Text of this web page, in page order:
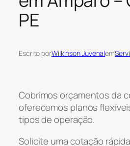
PE
Escrito porWilkinson Juvenalem
Cobrimos orçamentos da
oferecemos planos
tipos de operação.
Solicite uma cotação